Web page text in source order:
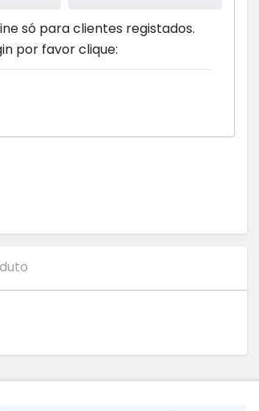
só para clientes registados.
por favor clique: